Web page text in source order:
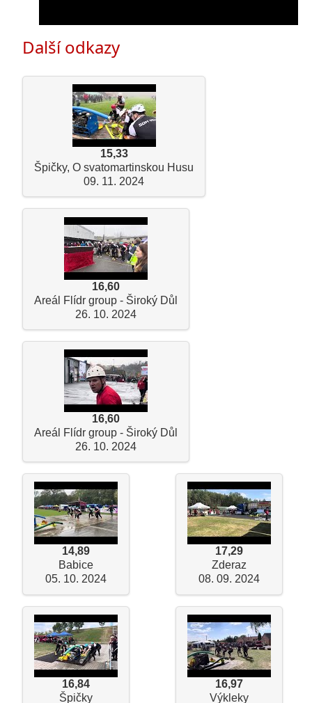
Další odkazy
15,33
Špičky, O svatomartinskou Husu
09. 11. 2024
16,60
Areál Flídr group - Široký Důl
26. 10. 2024
16,60
Areál Flídr group - Široký Důl
26. 10. 2024
14,89
Babice
05. 10. 2024
17,29
Zderaz
08. 09. 2024
16,84
Špičky
16,97
Výkleky